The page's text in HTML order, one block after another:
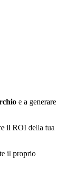
e a generare
il ROI della tua
il proprio